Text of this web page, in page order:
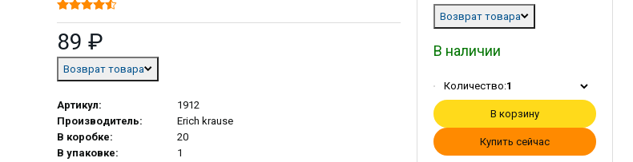
89 ₽
Возврат товара
Артикул:
1912
Производитель:
Erich krause
В коробке:
20
В упаковке:
1
Возврат товара
В наличии
Количество:1
В корзину
Купить сейчас